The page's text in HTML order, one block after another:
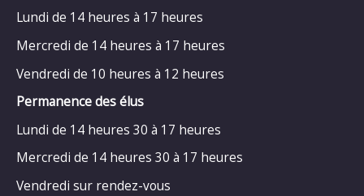
Lundi de 14 heures à 17 heures
Mercredi de 14 heures à 17 heures
Vendredi de 10 heures à 12 heures
Permanence des élus
Lundi de 14 heures 30 à 17 heures
Mercredi de 14 heures 30 à 17 heures
Vendredi sur rendez-vous